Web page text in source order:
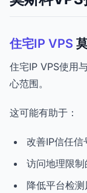
住宅IP VPS
住宅IP VPS使用
心范围。
这可能有助于：
改善IP信任信
访问地理限
降低平台检测